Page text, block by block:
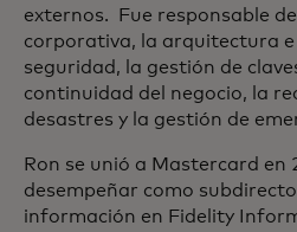
externos. Fue responsable
corporativa, la arquitectura e
seguridad, la gestión de
continuidad del negocio, la
desastres y la gestión de
Ron se unió a Mastercard en
desempeñar como
información en Fidelity